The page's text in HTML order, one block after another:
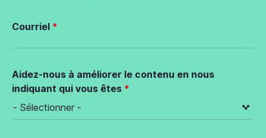
Courriel
Aidez-nous à améliorer le contenu en nous
indiquant qui vous êtes